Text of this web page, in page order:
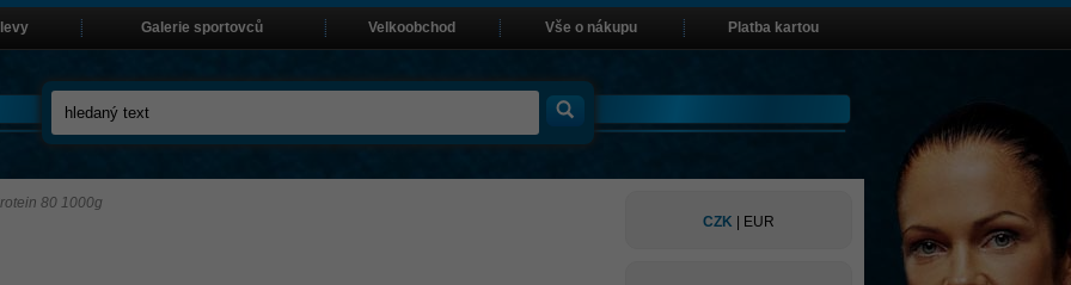
80 1000g
CZK
EUR
Galerie sportovců Velkoobchod Vše o nákupu Platba kartou